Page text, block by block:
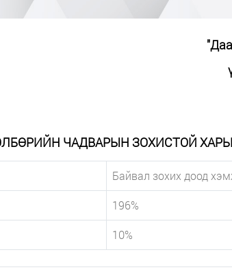
ЧАДВАРЫН ЗОХИСТОЙ
Байвал зохих доод
196%
10%